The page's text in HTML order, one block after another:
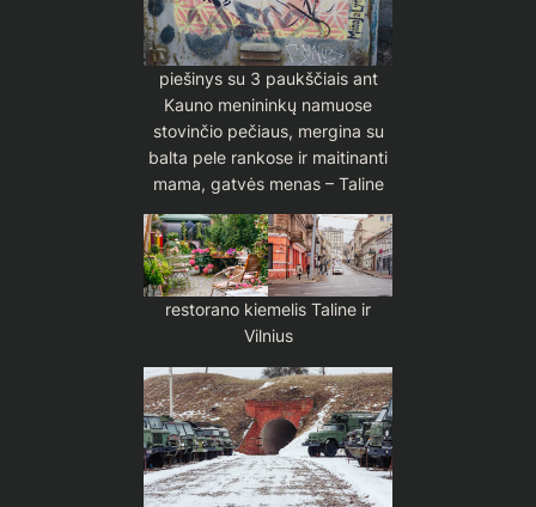
piešinys su 3 paukščiais ant
Kauno menininkų namuose
stovinčio pečiaus, mergina su
balta pele rankose ir maitinanti
mama, gatvės menas – Taline
restorano kiemelis Taline ir
Vilnius